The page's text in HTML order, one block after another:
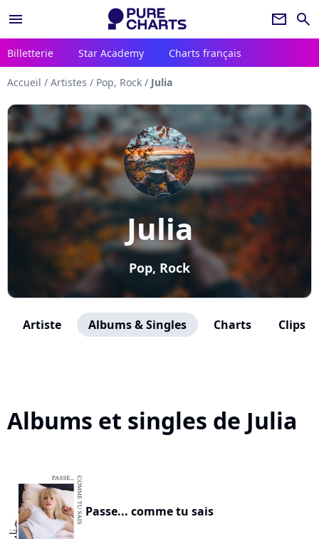
menu newsletter search
Billetterie Star Academy Charts français
Accueil / Artistes / Pop, Rock / Julia
Julia
Pop, Rock
Artiste Albums & Singles Charts Clips
Albums et singles de Julia
Passe... comme tu sais